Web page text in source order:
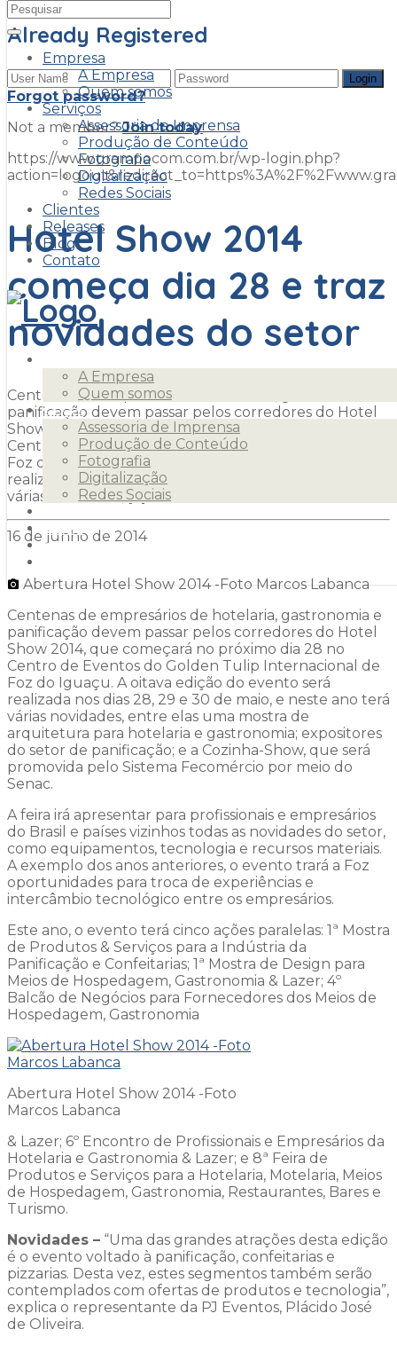
Empresa
A Empresa
Quem somos
Serviços
Assessoria de Imprensa
Produção de Conteúdo
Fotografia
Digitalização
Redes Sociais
Clientes
Releases
Blog
Contato
A Empresa
Quem somos
Serviços
Assessoria de Imprensa
Produção de Conteúdo
Fotografia
Digitalização
Redes Sociais
Releases
Blog
Already Registered
Forgot password?
Not a member?Join today
https://www.grampocom.com.br/wp-login.php?
Hotel Show 2014
começa dia 28 e traz
novidades do setor
Centenas de empresários de hotelaria, gastronomia e
panificação devem passar pelos corredores do Hotel
Show 2014, que começará no próximo dia 28 no
Centro de Eventos do Golden Tulip Internacional de
Foz do Iguaçu. A oitava edição do evento será
realizada nos dias 28, 29 e 30 de maio, e neste ano terá
várias novidades, […]
16 de junho de 2014
Abertura Hotel Show 2014 -Foto Marcos Labanca
Centenas de empresários de hotelaria, gastronomia e
panificação devem passar pelos corredores do Hotel
Show 2014, que começará no próximo dia 28 no
Centro de Eventos do Golden Tulip Internacional de
Foz do Iguaçu. A oitava edição do evento será
realizada nos dias 28, 29 e 30 de maio, e neste ano terá
várias novidades, entre elas uma mostra de
arquitetura para hotelaria e gastronomia; expositores
do setor de panificação; e a Cozinha-Show, que será
promovida pelo Sistema Fecomércio por meio do
Senac.
A feira irá apresentar para profissionais e empresários
do Brasil e países vizinhos todas as novidades do setor,
como equipamentos, tecnologia e recursos materiais.
A exemplo dos anos anteriores, o evento trará a Foz
oportunidades para troca de experiências e
intercâmbio tecnológico entre os empresários.
Este ano, o evento terá cinco ações paralelas: 1ª Mostra
de Produtos & Serviços para a Indústria da
Panificação e Confeitarias; 1ª Mostra de Design para
Meios de Hospedagem, Gastronomia & Lazer; 4º
Balcão de Negócios para Fornecedores dos Meios de
Hospedagem, Gastronomia
Abertura Hotel Show 2014 -Foto
Marcos Labanca
& Lazer; 6º Encontro de Profissionais e Empresários da
Hotelaria e Gastronomia & Lazer; e 8ª Feira de
Produtos e Serviços para a Hotelaria, Motelaria, Meios
de Hospedagem, Gastronomia, Restaurantes, Bares e
Turismo.
Novidades – “Uma das grandes atrações desta edição
é o evento voltado à panificação, confeitarias e
pizzarias. Desta vez, estes segmentos também serão
contemplados com ofertas de produtos e tecnologia”,
explica o representante da PJ Eventos, Plácido José
de Oliveira.